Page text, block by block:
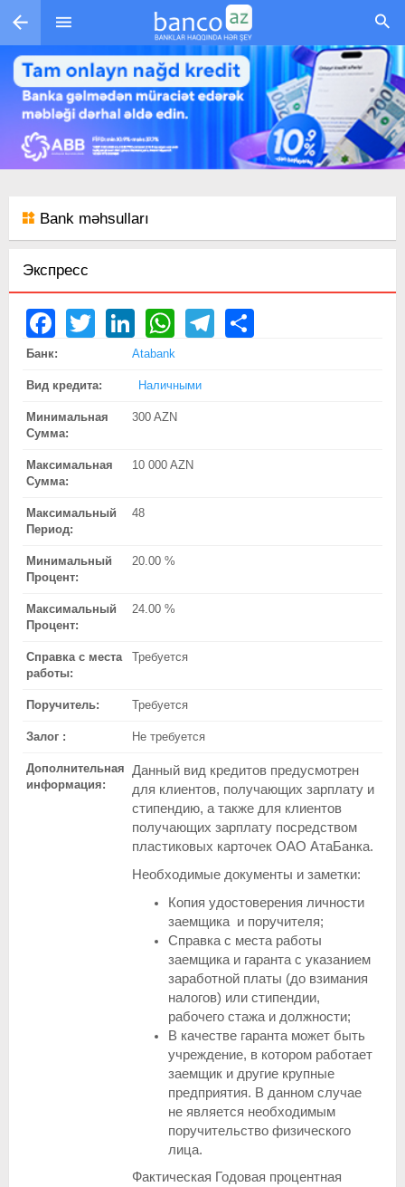
Перейти к основному содержанию
Bank məhsulları
Экспресс
FacebookTwitter LinkedIn WhatsAppTelegram
Банк: Atabank
Вид кредита: Наличными
Минимальная
Сумма:
300 AZN
Максимальная
Сумма:
10 000 AZN
Максимальный
Период:
48
Минимальный
Процент:
20.00 %
Максимальный
Процент:
24.00 %
Справка с места
работы:
Требуется
Поручитель: Требуется
Залог : Не требуется
Дополнительная
информация:
Данный вид кредитов предусмотрен
для клиентов, получающих зарплату и
стипендию, а также для клиентов
получающих зарплату посредством
пластиковых карточек ОАО АтаБанка.
Необходимые документы и заметки:
Копия удостоверения личности
заемщика и поручителя;
Справка с места работы
заемщика и гаранта с указанием
заработной платы (до взимания
налогов) или стипендии,
рабочего стажа и должности;
В качестве гаранта может быть
учреждение, в котором работает
заемщик и другие крупные
предприятия. В данном случае
не является необходимым
поручительство физического
лица.
Фактическая Годовая процентная